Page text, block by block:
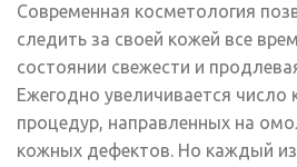
Современная косметология
следить за своей кожей все
состоянии свежести и
Ежегодно увеличивается число
процедур, направленных на
кожных дефектов. Но каждый